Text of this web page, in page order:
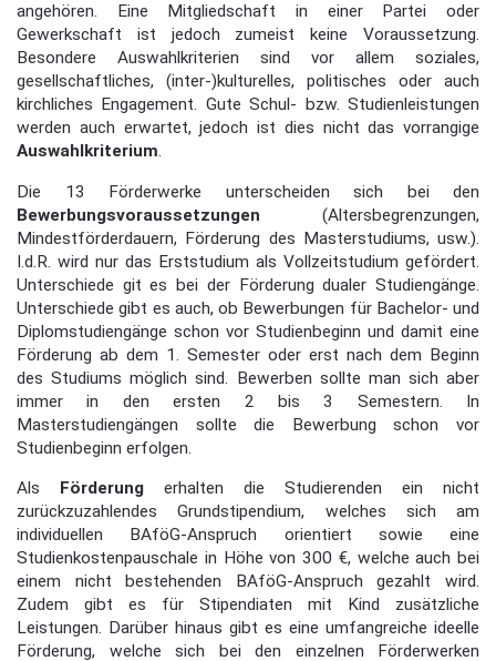
angehören. Eine Mitgliedschaft in einer Partei oder
Gewerkschaft ist jedoch zumeist keine Voraussetzung.
Besondere Auswahlkriterien sind vor allem soziales,
gesellschaftliches, (inter-)kulturelles, politisches oder auch
kirchliches Engagement. Gute Schul- bzw. Studienleistungen
werden auch erwartet, jedoch ist dies nicht das vorrangige
Auswahlkriterium.
Die 13 Förderwerke unterscheiden sich bei den
Bewerbungsvoraussetzungen (Altersbegrenzungen,
Mindestförderdauern, Förderung des Masterstudiums, usw.).
I.d.R. wird nur das Erststudium als Vollzeitstudium gefördert.
Unterschiede git es bei der Förderung dualer Studiengänge.
Unterschiede gibt es auch, ob Bewerbungen für Bachelor- und
Diplomstudiengänge schon vor Studienbeginn und damit eine
Förderung ab dem 1. Semester oder erst nach dem Beginn
des Studiums möglich sind. Bewerben sollte man sich aber
immer in den ersten 2 bis 3 Semestern. In
Masterstudiengängen sollte die Bewerbung schon vor
Studienbeginn erfolgen.
Als Förderung erhalten die Studierenden ein nicht
zurückzuzahlendes Grundstipendium, welches sich am
individuellen BAföG-Anspruch orientiert sowie eine
Studienkostenpauschale in Höhe von 300 €, welche auch bei
einem nicht bestehenden BAföG-Anspruch gezahlt wird.
Zudem gibt es für Stipendiaten mit Kind zusätzliche
Leistungen. Darüber hinaus gibt es eine umfangreiche ideelle
Förderung, welche sich bei den einzelnen Förderwerken